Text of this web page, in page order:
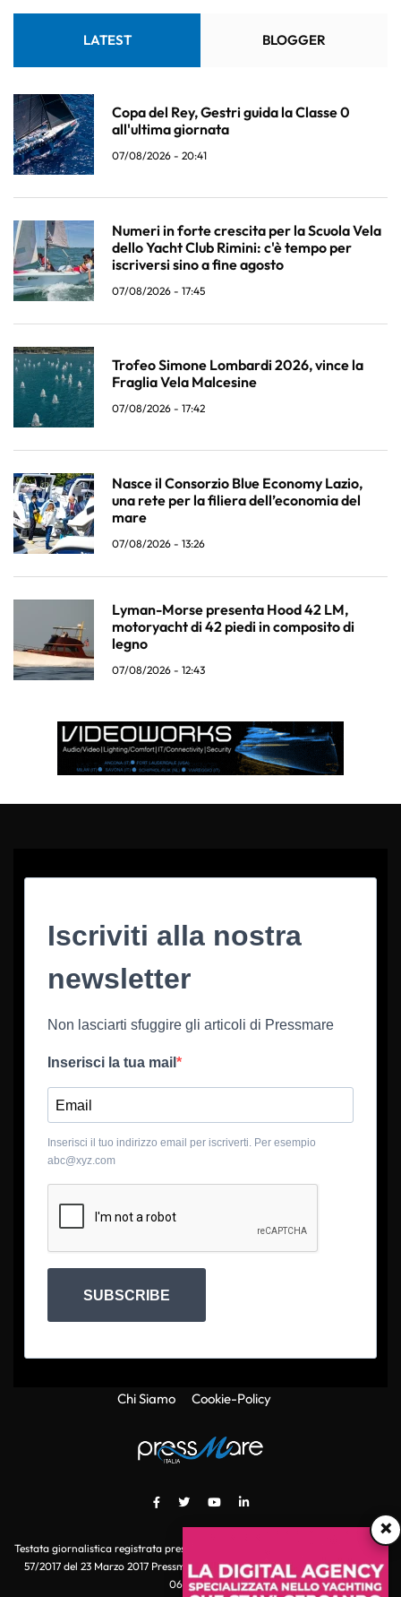
LATEST BLOGGER
Copa del Rey, Gestri guida la Classe 0
all'ultima giornata
07/08/2026 - 20:41
Numeri in forte crescita per la Scuola Vela
dello Yacht Club Rimini: c'è tempo per
iscriversi sino a fine agosto
07/08/2026 - 17:45
Trofeo Simone Lombardi 2026, vince la
Fraglia Vela Malcesine
07/08/2026 - 17:42
Nasce il Consorzio Blue Economy Lazio,
una rete per la filiera dell’economia del
mare
07/08/2026 - 13:26
Lyman-Morse presenta Hood 42 LM,
motoryacht di 42 piedi in composito di
legno
07/08/2026 - 12:43
×
Iscriviti alla nostra
newsletter
Non lasciarti sfuggire gli articoli di Pressmare
Inserisci la tua mail
Inserisci il tuo indirizzo email per iscriverti. Per esempio
abc@xyz.com
SUBSCRIBE
Chi Siamo Cookie-Policy
Testata giornalistica registrata presso il Tribunale di Roma con autorizzazione
57/2017 del 23 Marzo 2017 Pressmare.it è un marchio di S.P.E.N. Srl - P.IVA
06511641000